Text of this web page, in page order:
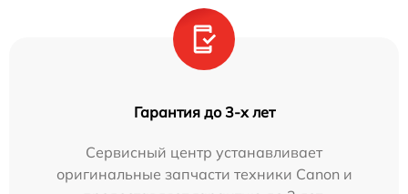
Гарантия до 3-х лет
Сервисный центр устанавливает
оригинальные запчасти техники Canon и